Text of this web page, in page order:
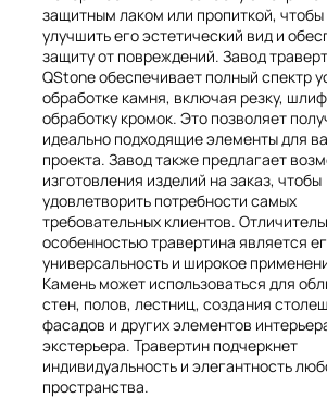
защитным лаком или пропиткой, чтобы
улучшить его эстетический вид и
защиту от повреждений. Завод
QStone обеспечивает полный спектр
обработке камня, включая резку,
обработку кромок. Это позволяет
идеально подходящие элементы для
проекта. Завод также предлагает
изготовления изделий на заказ, чтобы
удовлетворить потребности самых
требовательных клиентов.
особенностью травертина является
универсальность и широкое
Камень может использоваться для
стен, полов, лестниц, создания
фасадов и других элементов
экстерьера. Травертин подчеркнет
индивидуальность и элегантность
пространства.